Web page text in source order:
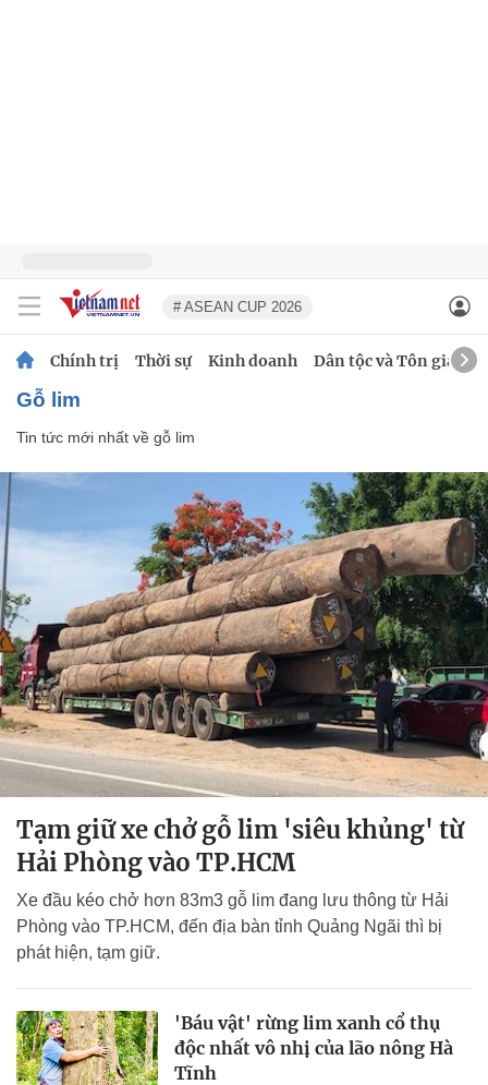
# ASEAN CUP 2026
Chính trị Thời sự Kinh doanh Dân tộc và Tôn giáo
gỗ lim
Tin tức mới nhất về gỗ lim
Tạm giữ xe chở gỗ lim 'siêu khủng' từ
Hải Phòng vào TP.HCM
Xe đầu kéo chở hơn 83m3 gỗ lim đang lưu thông từ Hải
Phòng vào TP.HCM, đến địa bàn tỉnh Quảng Ngãi thì bị
phát hiện, tạm giữ.
'Báu vật' rừng lim xanh cổ thụ
độc nhất vô nhị của lão nông Hà
Tĩnh